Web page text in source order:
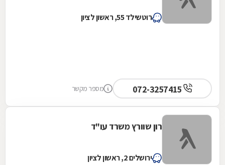
רוטשילד 55, ראשון לציון
מספר מקשר
רון שוורץ משרד עו"ד
ירושלים 2, ראשון לציון